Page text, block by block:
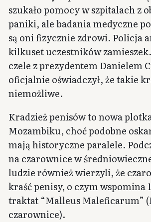
szukało pomocy w szpitalach z
paniki, ale badania medyczne
są oni fizycznie zdrowi. Policja
kilkuset uczestników
czele z prezydentem Danielem
oficjalnie oświadczył, że takie
niemożliwe.
Kradzież penisów to nowa
Mozambiku, choć podobne
mają historyczne paralele.
na czarownice w
ludzie również wierzyli, że
kraść penisy, o czym wspomina
traktat “Malleus Maleficarum”
czarownice).